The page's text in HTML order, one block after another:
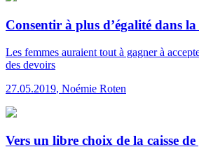
Consentir à plus d’égalité dans
Les femmes auraient tout à gagner à
des devoirs
27.05.2019, Noémie Roten
Vers un libre choix de la caisse de